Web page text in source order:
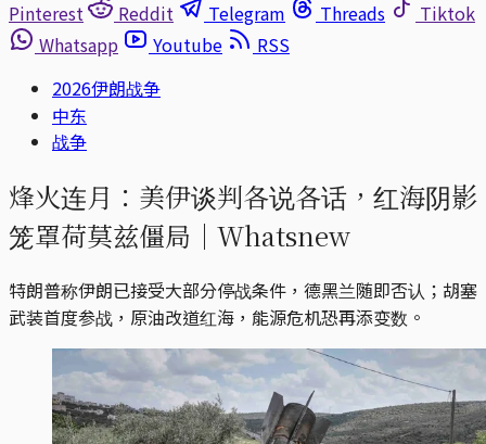
Pinterest
Reddit Telegram Threads
Tiktok
Whatsapp
Youtube
RSS
2026伊朗战争
中东
战争
烽火连月：美伊谈判各说各话，红海阴影
笼罩荷莫兹僵局｜Whatsnew
特朗普称伊朗已接受大部分停战条件，德黑兰随即否认；胡塞
武装首度参战，原油改道红海，能源危机恐再添变数。